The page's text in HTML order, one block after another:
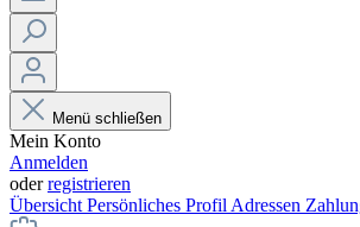
Menü schließen
Mein Konto
Anmelden
oderregistrieren
Übersicht Persönliches Profil Adressen